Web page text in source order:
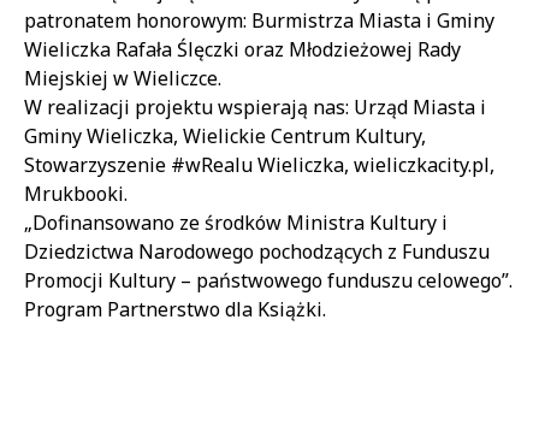
patronatem honorowym: Burmistrza Miasta i Gminy
Wieliczka Rafała Ślęczki oraz Młodzieżowej Rady
Miejskiej w Wieliczce.
W realizacji projektu wspierają nas: Urząd Miasta i
Gminy Wieliczka, Wielickie Centrum Kultury,
Stowarzyszenie #wRealu Wieliczka, wieliczkacity.pl,
Mrukbooki.
„Dofinansowano ze środków Ministra Kultury i
Dziedzictwa Narodowego pochodzących z Funduszu
Promocji Kultury – państwowego funduszu celowego”.
Program Partnerstwo dla Książki.